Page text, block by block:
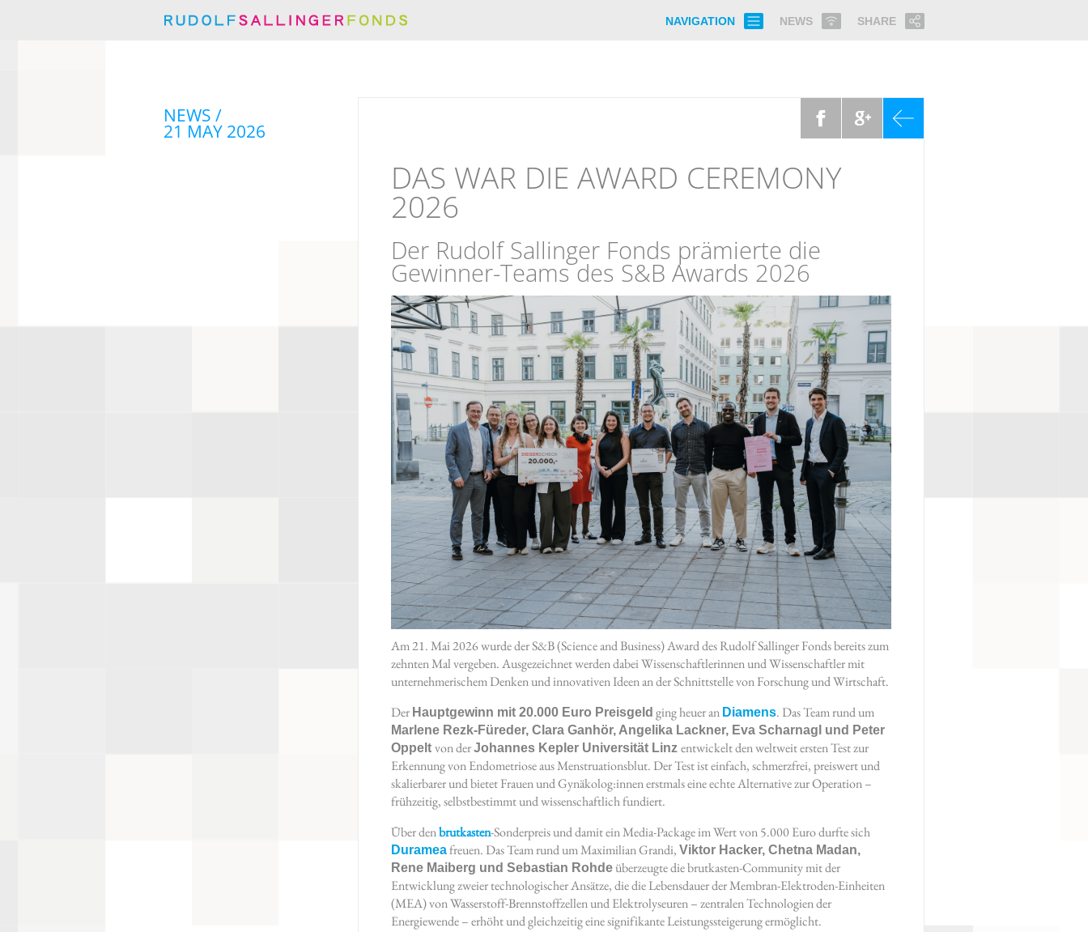
NAVIGATION NEWS SHARE
NEWS /
21 MAY 2026
DAS WAR DIE AWARD CEREMONY
2026
Der Rudolf Sallinger Fonds prämierte die
Gewinner-Teams des S&B Awards 2026
Am 21. Mai 2026 wurde der S&B (Science and Business) Award des Rudolf Sallinger Fonds bereits zum
zehnten Mal vergeben. Ausgezeichnet werden dabei Wissenschaftlerinnen und Wissenschaftler mit
unternehmerischem Denken und innovativen Ideen an der Schnittstelle von Forschung und Wirtschaft.
Der Hauptgewinn mit 20.000 Euro Preisgeld ging heuer an Diamens. Das Team rund um
Marlene Rezk-Füreder, Clara Ganhör, Angelika Lackner, Eva Scharnagl und Peter
Oppelt von derJohannes Kepler Universität Linz entwickelt den weltweit ersten Test zur
Erkennung von Endometriose aus Menstruationsblut. Der Test ist einfach, schmerzfrei, preiswert und
skalierbarer und bietet Frauen und Gynäkolog:innen erstmals eine echte Alternative zur Operation –
frühzeitig, selbstbestimmt und wissenschaftlich fundiert.
Über denbrutkasten-Sonderpreis und damit ein Media-Package im Wert von 5.000 Euro durfte sich
Durameafreuen. Das Team rund um Maximilian Grandi, Viktor Hacker, Chetna Madan,
Rene Maiberg und Sebastian Rohde überzeugte die brutkasten-Community mit der
Entwicklung zweier technologischer Ansätze, die die Lebensdauer der Membran-Elektroden-Einheiten
(MEA) von Wasserstoff-Brennstoffzellen und Elektrolyseuren – zentralen Technologien der
Energiewende – erhöht und gleichzeitig eine signifikante Leistungssteigerung ermöglicht.